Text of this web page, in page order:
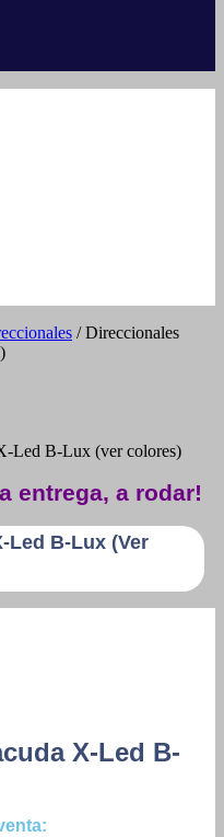
/ Direccionales
Led B-Lux (ver colores)
entrega, a rodar!
Led B-Lux (ver
X-Led B-